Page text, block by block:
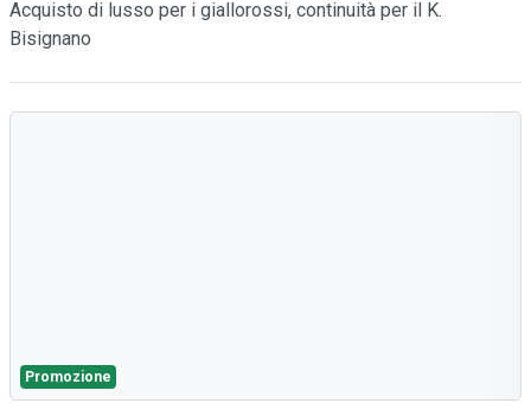
Acquisto di lusso per i giallorossi, continuità per il K.
Bisignano
Promozione